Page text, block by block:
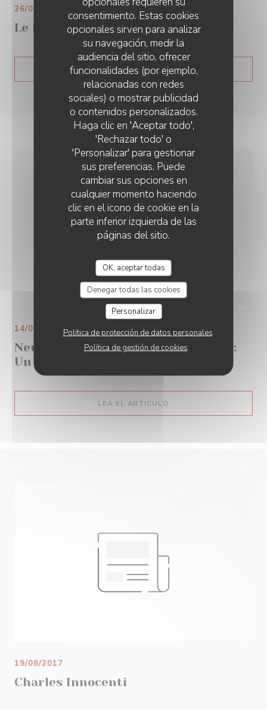
consentimiento. Estas cookies
opcionales sirven para analizar
su navegación, medir la
audiencia del sitio, ofrecer
funcionalidades (por ejemplo,
relacionadas con redes
sociales) o mostrar publicidad
o contenidos personalizados.
Haga clic en 'Aceptar todo',
'Rechazar todo' o
'Personalizar' para gestionar
sus preferencias. Puede
cambiar sus opciones en
cualquier momento haciendo
clic en el icono de cookie en la
parte inferior izquierda de las
páginas del sitio.
OK, aceptar todas
Denegar todas las cookies
Personalizar
Política de protección de datos personales
Política de gestión de cookies
Le Parisien 92
26/09/2024
MIRA EL ARTICULO DE PRENSA((ABRE EN UNA
Neuilly Madame Charles Innocenti :
Un chef Solide
14/02/2020
LEA EL ARTICULO
Charles Innocenti
19/08/2017